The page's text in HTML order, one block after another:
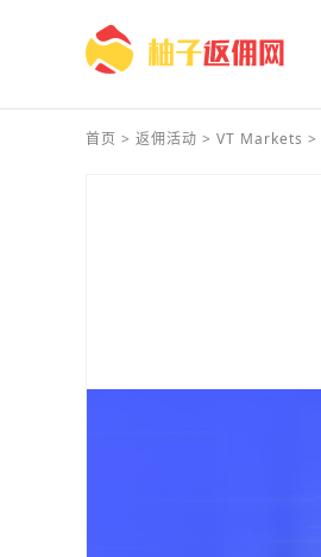
首页 > 返佣活动 > VT Markets >